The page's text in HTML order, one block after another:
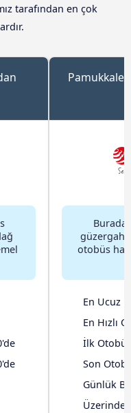
tarafından en çok
Pamukkale
Burada
otobüs
En Ucuz
En Hızlı
İlk Otobüs
Son
Günlük
Üzerinde